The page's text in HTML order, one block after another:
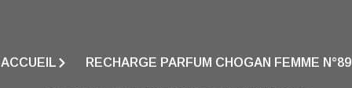
ACCUEIL RECHARGE PARFUM CHOGAN FEMME N°89